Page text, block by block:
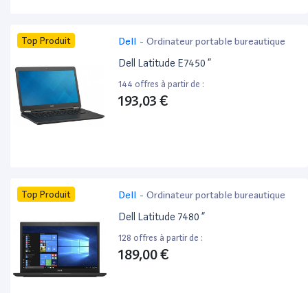
Top Produit Dell - Ordinateur portable bureautique
Dell Latitude E7450 ”
144 offres à partir de :
193,03 €
Top Produit Dell - Ordinateur portable bureautique
Dell Latitude 7480 ”
128 offres à partir de :
189,00 €